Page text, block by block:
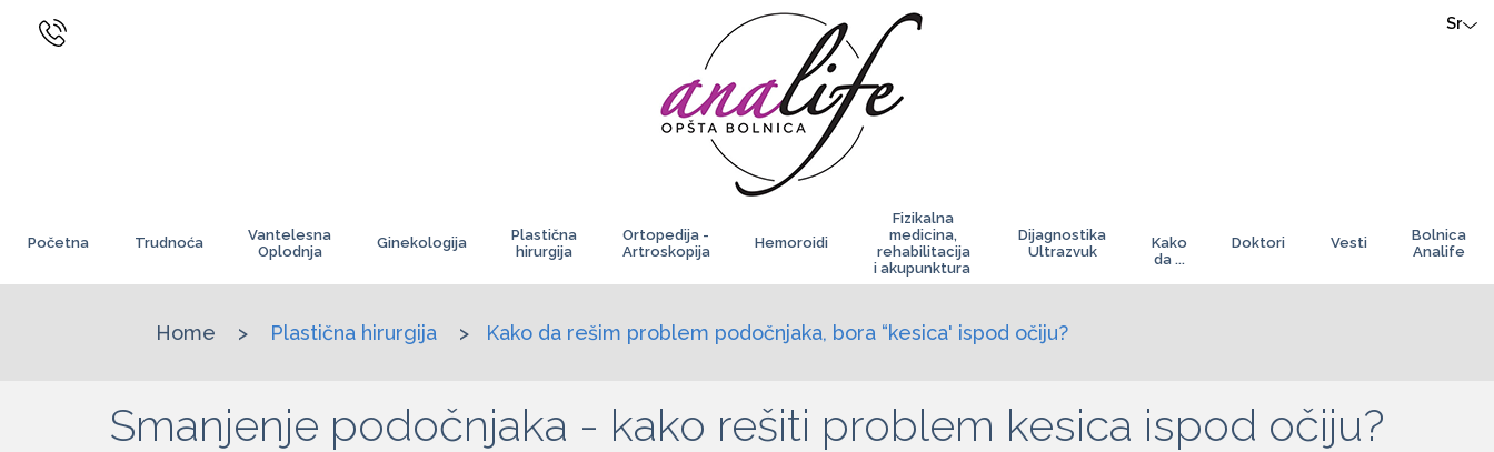
Sr
Početna Trudnoća
Vantelesna
Oplodnja
Ginekologija
Plastična
hirurgija
Ortopedija -
Artroskopija
Hemoroidi
Fizikalna
medicina,
rehabilitacija
i akupunktura
Dijagnostika
Ultrazvuk
Kako
da ...
Doktori Vesti
Bolnica
Analife
Home > Plastična hirurgija > Kako da rešim problem podočnjaka, bora “kesica' ispod očiju?
Smanjenje podočnjaka - kako rešiti problem kesica ispod očiju?